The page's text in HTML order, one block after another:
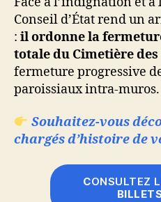
Conseil d’État rend un
: il ordonne la
totale du Cimetière
fermeture progressive
paroissiaux intra-muros.
Souhaitez-vous
chargés d’histoire de
CONSULTEZ